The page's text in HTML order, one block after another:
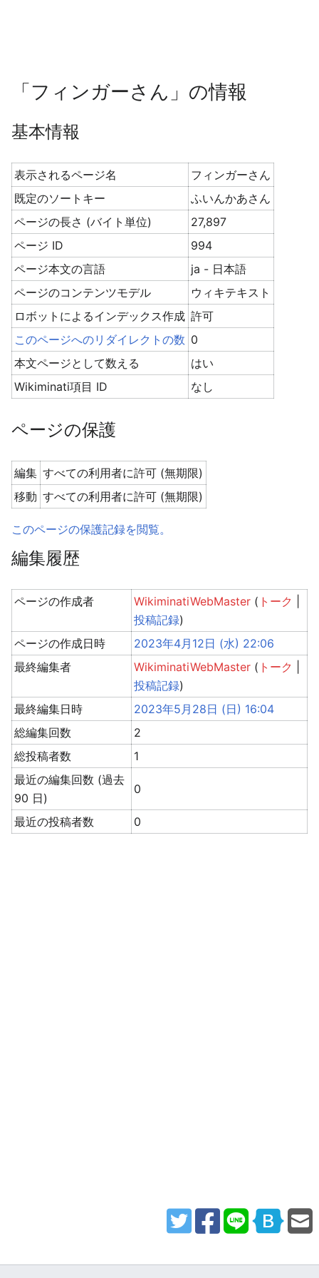
「フィンガーさん」の情報
基本情報
表示されるページ名
フィンガーさん
既定のソートキー
ふいんかあさん
ページの長さ (バイト単位)
27,897
ページ ID
994
ページ本文の言語
ja - 日本語
ページのコンテンツモデル
ウィキテキスト
ロボットによるインデックス作成 許可
このページへのリダイレクトの数 0
本文ページとして数える
はい
Wikiminati項目 ID
なし
ページの保護
編集 すべての利用者に許可 (無期限)
移動 すべての利用者に許可 (無期限)
このページの保護記録を閲覧。
編集履歴
ページの作成者 WikiminatiWebMaster ( トーク
投稿記録)
ページの作成日時
2023年4月12日 (水) 22:06
最終編集者
WikiminatiWebMaster ( トーク
投稿記録)
最終編集日時
2023年5月28日 (日) 16:04
総編集回数
2
総投稿者数
1
最近の編集回数 (過去
90 日)
0
最近の投稿者数 0